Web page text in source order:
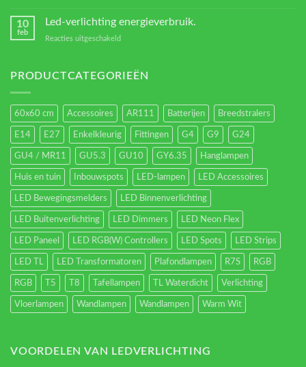
10
feb
Led-verlichting energieverbruik.
Reacties uitgeschakeld
energieverbruik.
PRODUCTCATEGORIEËN
60x60 cm Accessoires AR111 Batterijen Breedstralers
E14 E27 Enkelkleurig Fittingen G4 G9 G24
GU4 / MR11 GU5.3 GU10 GY6.35 Hanglampen
Huis en tuin Inbouwspots LED-lampen LED Accessoires
LED Bewegingsmelders LED Binnenverlichting
LED Buitenverlichting LED Dimmers LED Neon Flex
LED Paneel LED RGB(W) Controllers LED Spots LED Strips
LED TL LED Transformatoren Plafondlampen R7S RGB
RGB T5 T8 Tafellampen TL Waterdicht Verlichting
Vloerlampen Wandlampen Wandlampen Warm Wit
VOORDELEN VAN LEDVERLICHTING